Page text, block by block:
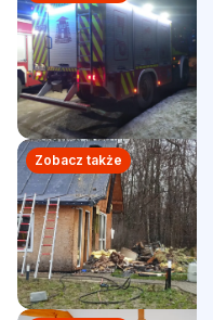
Zobacz także